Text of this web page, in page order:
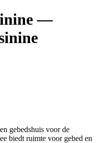
—
gebedshuis voor de
biedt ruimte voor gebed en